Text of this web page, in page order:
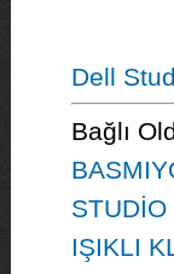
Dell
Bağlı
IŞIKLI